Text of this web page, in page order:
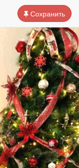
Сохранить